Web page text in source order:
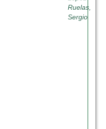
Ruelas,
Sergio